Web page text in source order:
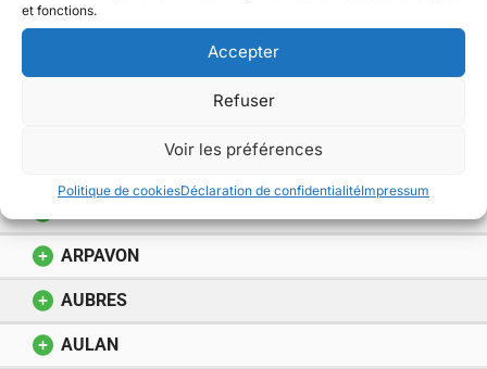
et fonctions.
Accepter
Refuser
Voir les préférences
Politique de cookiesDéclaration de confidentialitéImpressum
Rechercher :
COMMUNE
ARPAVON
AUBRES
AULAN